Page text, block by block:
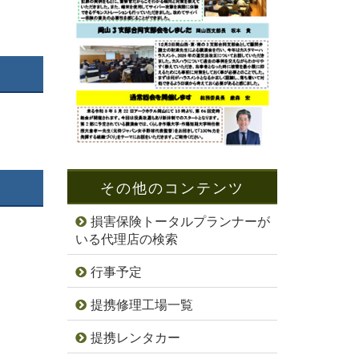
その他のコンテンツ
損害保険トータルプランナーが
いる代理店の検索
行事予定
提携修理工場一覧
提携レンタカー